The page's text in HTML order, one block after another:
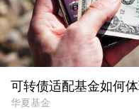
可转债适配基金如何
华夏基金